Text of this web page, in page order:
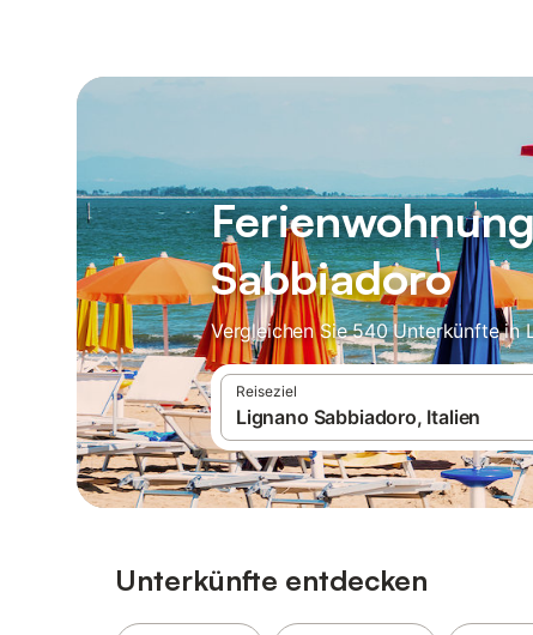
Sabbiadoro
Vergleichen Sie 540 Unterkünfte in
Reiseziel
Unterkünfte entdecken